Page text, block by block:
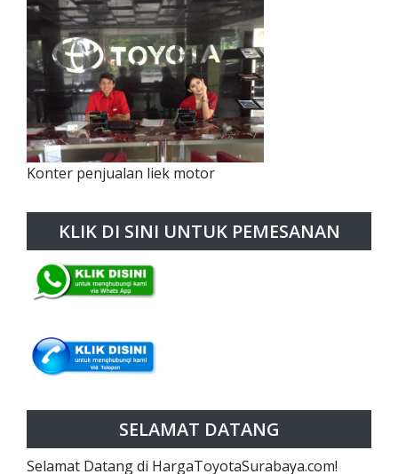
Konter penjualan liek motor
KLIK DI SINI UNTUK PEMESANAN
SELAMAT DATANG
Selamat Datang di HargaToyotaSurabaya.com!